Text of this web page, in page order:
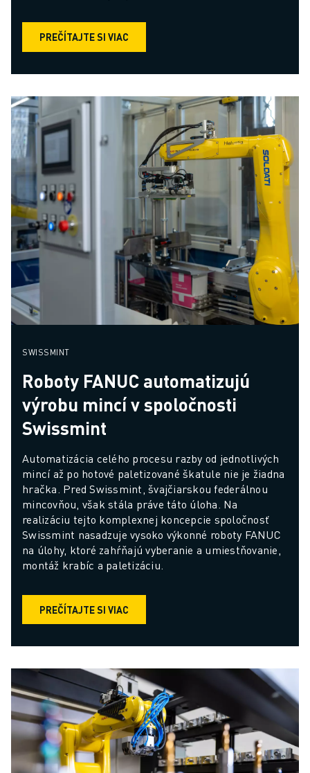
PREČÍTAJTE SI VIAC
SWISSMINT
Roboty FANUC automatizujú
výrobu mincí v spoločnosti
Swissmint
Automatizácia celého procesu razby od jednotlivých
mincí až po hotové paletizované škatule nie je žiadna
hračka. Pred Swissmint, švajčiarskou federálnou
mincovňou, však stála práve táto úloha. Na
realizáciu tejto komplexnej koncepcie spoločnosť
Swissmint nasadzuje vysoko výkonné roboty FANUC
na úlohy, ktoré zahŕňajú vyberanie a umiestňovanie,
montáž krabíc a paletizáciu.
PREČÍTAJTE SI VIAC